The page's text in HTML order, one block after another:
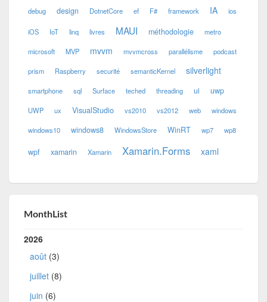
debug design DotnetCore ef F# framework IA ios
iOS IoT linq livres MAUI méthodologie metro
microsoft MVP mvvm mvvmcross parallélisme podcast
prism Raspberry securité semanticKernel silverlight
smartphone sql Surface teched threading ui uwp
UWP ux VisualStudio vs2010 vs2012 web windows
windows10 windows8 WindowsStore WinRT wp7 wp8
wpf xamarin Xamarin Xamarin.Forms xaml
MonthList
2026
août (3)
juillet (8)
juin (6)